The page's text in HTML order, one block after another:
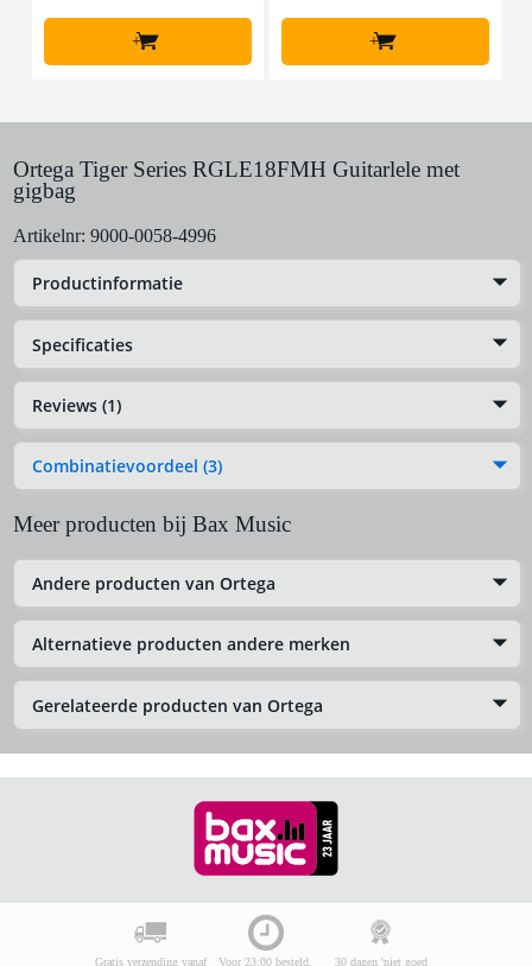
+ +
Ortega Tiger Series RGLE18FMH Guitarlele met
gigbag
Artikelnr: 9000-0058-4996
Productinformatie
Specificaties
Reviews (1)
Combinatievoordeel (3)
Meer producten bij Bax Music
Andere producten van Ortega
Alternatieve producten andere merken
Gerelateerde producten van Ortega
Gratis verzending vanaf Voor 23:00 besteld, 30 dagen 'niet goed